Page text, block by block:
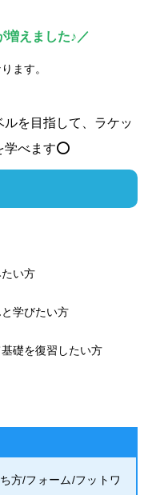
増えました♪／
ます。
を目指して、ラケッ
学べます⭕
い方
学びたい方
礎を復習したい方
方/フォーム/フットワ